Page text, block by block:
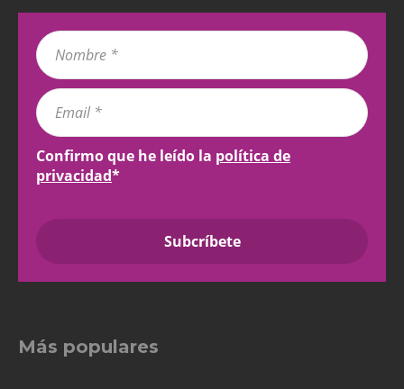
Confirmo que he leído la política de
privacidad*
Más populares